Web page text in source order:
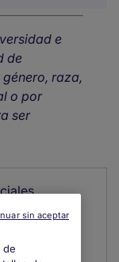
e
de
raza,
o por
ser
de
sin aceptar